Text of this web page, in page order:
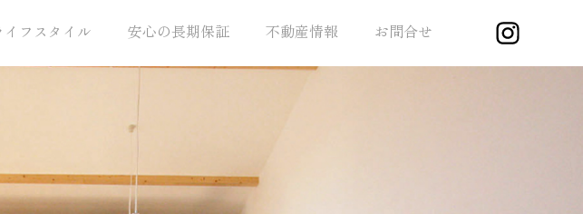
イフスタイル 安心の長期保証 不動産情報 お問合せ